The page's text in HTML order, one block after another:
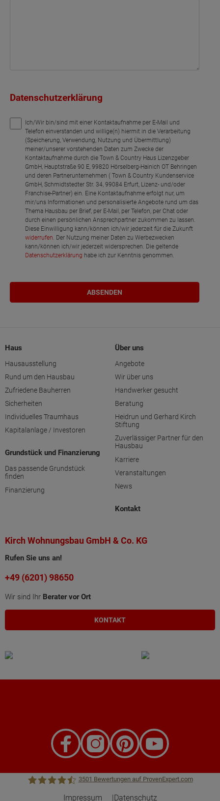
Datenschutzerklärung
Ich/Wir bin/sind mit einer Kontaktaufnahme per E-Mail und
Telefon einverstanden und willige(n) hiermit in die Verarbeitung
(Speicherung, Verwendung, Nutzung und Übermittlung)
meiner/unserer vorstehenden Daten zum Zwecke der
Kontaktaufnahme durch die Town & Country Haus Lizenzgeber
GmbH, Hauptstraße 90 E, 99820 Hörselberg-Hainich OT Behringen
und deren Partnerunternehmen ( Town & Country Kundenservice
GmbH, Schmidtstedter Str. 34, 99084 Erfurt, Lizenz- und/oder
Franchise-Partner) ein. Eine Kontaktaufnahme erfolgt nur, um
mir/uns Informationen und personalisierte Angebote rund um das
Thema Hausbau per Brief, per E-Mail, per Telefon, per Chat oder
durch einen persönlichen Ansprechpartner zukommen zu lassen.
Diese Einwilligung kann/können ich/wir jederzeit für die Zukunft
widerrufen . Der Nutzung meiner Daten zu Werbezwecken
kann/können ich/wir jederzeit widersprechen. Die geltende
Datenschutzerklärung habe ich zur Kenntnis genommen.
Haus
Hausausstellung
Rund um den Hausbau
Zufriedene Bauherren
Sicherheiten
Individuelles Traumhaus
Kapitalanlage / Investoren
Grundstück und Finanzierung
Das passende Grundstück
finden
Finanzierung
Über uns
Angebote
Wir über uns
Handwerker gesucht
Beratung
Heidrun und Gerhard Kirch
Stiftung
Zuverlässiger Partner für den
Hausbau
Karriere
Veranstaltungen
News
Kontakt
Kirch Wohnungsbau GmbH & Co. KG
Rufen Sie uns an!
+49 (6201) 98650
Wir sind Ihr Berater vor Ort
KONTAKT
3501 Bewertungen auf ProvenExpert.com
Impressum Datenschutz